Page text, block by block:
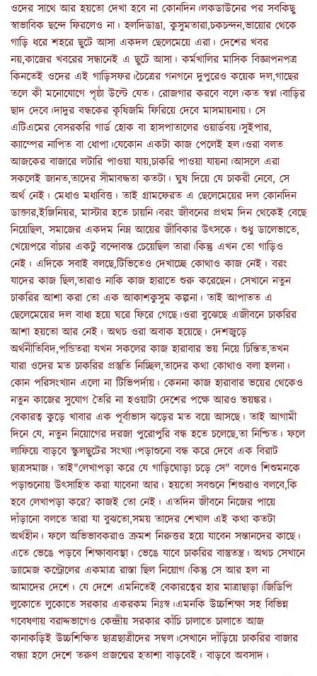
ওদের সাথে আর হয়তো দেখা হবে না কোনদিন।লকডাউনের পর সবকিছু
স্বাভাবিক ছন্দে ফিরলেও না। হলদিডাঙা, কুসুমতারা,চকচন্দন,ভায়োর থেকে
গাড়ি ধরে শহরে ছুটে আসা একদল ছেলেমেয়ে এরা। দেশের খবর
নয়,কাজের খবরের সন্ধানেই এ ছুটে আসা। কর্মখালির মাসিক বিজ্ঞাপনপত্র
কিনতেই ওদের এই গাড়িসফর।চৈত্রের গনগনে দুপুরেও কয়েক দল,গাছের
তলে কী মনোযোগে পৃষ্ঠা উল্টে যেত। রোজগার করবে বলে।কত স্বপ্ন।বাড়ির
ছাদ দেবে।দাদুর বন্ধকের কৃষিজমি ফিরিয়ে দেবে মাসমায়নায়। সে
এটিএমের বেসরকরি গার্ড হোক বা হাসপাতালের ওয়ার্ডবয়।সুইপার,
ক‍্যাম্পের নাপিত বা ধোপা।যেকোন একটা কাজ পেলেই হল।ওরা বলত
আজকের বাজারে লটারি পাওয়া যায়,চাকরি পাওয়া যায়না।আসলে এরা
সকলেই জানত,তাদের সীমাবদ্ধতা কতটা। ঘুষ দিয়ে যে চাকরী নেবে, সে
অর্থ নেই। মেধাও মধ‍্যবিত্ত। তাই গ্রামফেরত এ ছেলেমেয়ের দল কোনদিন
ডাক্তার,ইঞ্জিনিয়র, মাস্টার হতে চায়নি।বরং জীবনের প্রথম দিন থেকেই বেছে
নিয়েছিল, সমাজের একদম নিম্ন আয়ের জীবিকার উৎসকে। শুধু ডালেভাতে,
খেয়েপরে বাঁচার একটু বন্দোবস্ত চেয়েছিল তারা।কিন্তু এখন তো গাড়িও
নেই‌। এদিকে সবাই বলছে,টিভিতেও দেখাচ্ছে কোথাও কাজ নেই। বরং
যাদের কাজ ছিল,তারাও নাকি কাজ হারাতে শুরু করেছেন। সেখানে নতুন
চাকরির আশা করা তো এক আকাশকুসুম কল্পনা। তাই আপাতত এ
ছেলেমেয়ের দল বাধ‍্য হয়ে ঘরে ফিরে গেছে।ওরা বুঝেছে এজীবনে চাকরির
আশা হয়তো আর নেই। অথচ ওরা অবাক হয়েছে। দেশজুড়ে
অর্থনীতিবিদ,পন্ডিতরা যখন সকলের কাজ হারাবার ভয় নিয়ে চিন্তিত,তখন
যারা ওদের মত চাকরির প্রস্তুতি নিচ্ছিল,তাদের কথা কোথাও বলা হলনা।
কোন পরিসংখ‍্যান এলো না টিভিপর্দায়। কেননা কাজ হারাবার ভয়ের থেকেও
নতুন কাজের সুযোগ তৈরি না হওয়াটা দেশের পক্ষে আরও ভয়ঙ্কর।
বেকারত্ব কুড়ে খাবার এক পূর্বাভাস ঝড়ের মত বয়ে আসছে। তাই আগামী
দিনে যে, নতুন নিয়োগের দরজা পুরোপুরি বন্ধ হতে চলেছে,তা নিশ্চিত। ফলে
লাফিয়ে বাড়বে স্কুলছুটের সংখ‍্যা।পড়াশুনো বন্ধ করে দেবে এক বিরাট
ছাত্রসমাজ। তাই"লেখাপড়া করে যে গাড়িঘোড়া চড়ে সে" বলেও শিশুমনকে
পড়াশুনোয় উৎসাহিত করা যাবেনা আর। হয়তো সবশুনে শিশুরাও বলবে,কি
হবে লেখাপড়া করে? কাজই তো নেই। এতদিন জীবনে নিজের পায়ে
দাঁড়ানো বলতে তারা যা বুঝতো,সময় তাদের শেখাল এই কথা কতটা
অর্থহীন। ফলে অভিভাবকরাও ক্রমশ নিরুত্তর হয়ে যাবেন সন্তানদের কাছে।
এতে ভেঙে পড়বে শিক্ষাব‍্যবস্থা। ভেঙে যাবে চাকরির বাস্তুতন্ত্র। অথচ সেখানে
ড‍্যামেজ কন্ট্রোলের একমাত্র রাস্তা ছিল নিয়োগ।কিন্তু সে আর হল না
আমাদের দেশে। যে দেশে এমনিতেই বেকারত্বের হার মাত্রাছাড়া।জিডিপি
লুকোতে লুকোতে সরকার একরকম নিঃস্ব।এমনকি উচ্চশিক্ষা সহ বিভিন্ন
গবেষণায় বরাদ্দভাগেও কেন্দ্রীয় সরকার কাঁচি চালাতে চালাতে আজ
কানাকড়িই উচ্চশিক্ষিত ছাত্রছাত্রীদের সম্বল।সেখানে দাঁড়িয়ে চাকরির বাজার
বন্ধ‍্যা হলে দেশে তরুণ প্রজন্মের হতাশা বাড়বেই। বাড়বে অবসাদ।